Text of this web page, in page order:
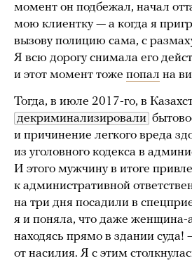
момент он подбежал, начал
мою клиентку — а когда я
вызову полицию сама, с
Я всю дорогу снимала его
и этот момент тоже попал на
Тогда, в июле 2017-го, в
декриминализировали
и причинение легкого вреда
из уголовного кодекса в
И этого мужчину в итоге
к административной
на три дня посадили в
я и поняла, что даже женщина-
находясь прямо в здании
от насилия. Я с этим